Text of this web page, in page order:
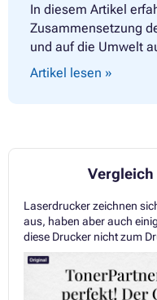
In diesem Artikel
Zusammensetzung
und auf die Umwelt
Artikel lesen »
Laserdrucker zeichnen
aus, haben aber auch
diese Drucker nicht zum